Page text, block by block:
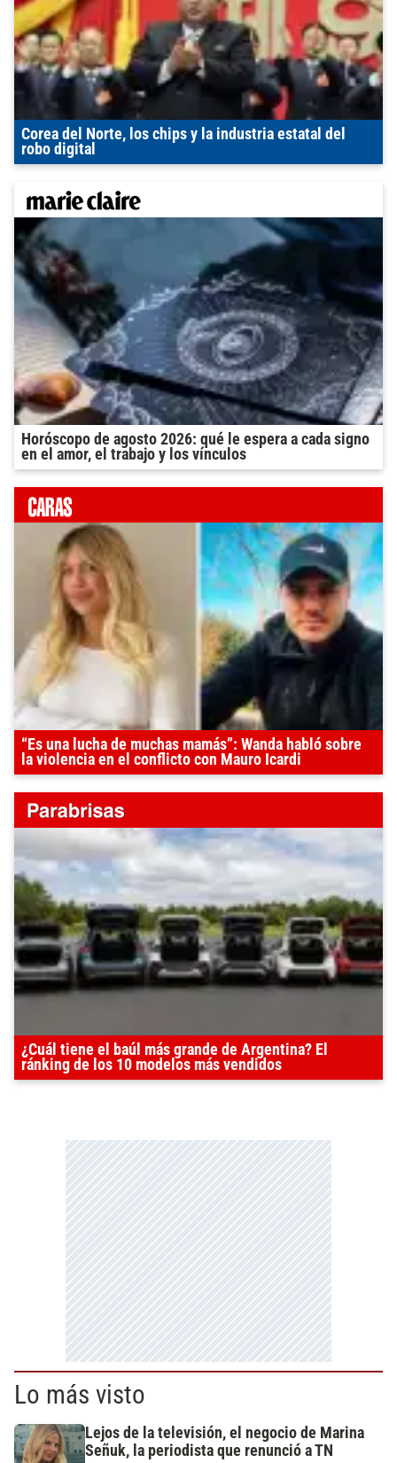
Corea del Norte, los chips y la industria estatal del
robo digital
Horóscopo de agosto 2026: qué le espera a cada signo
en el amor, el trabajo y los vínculos
“Es una lucha de muchas mamás”: Wanda habló sobre
la violencia en el conflicto con Mauro Icardi
¿Cuál tiene el baúl más grande de Argentina? El
ránking de los 10 modelos más vendidos
Lo más visto
Lejos de la televisión, el negocio de Marina
Señuk, la periodista que renunció a TN